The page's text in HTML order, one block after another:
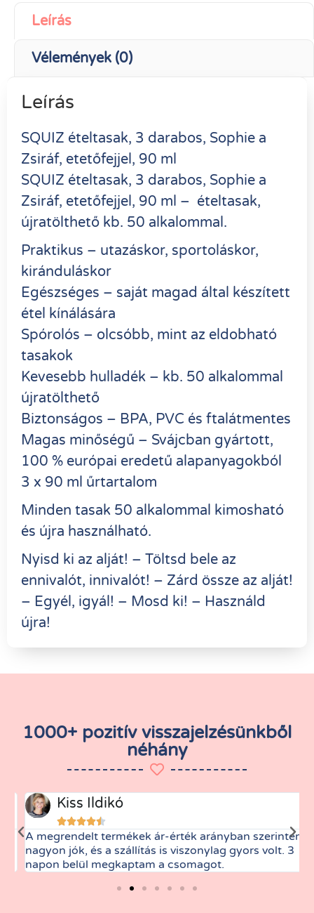
Leírás
Vélemények (0)
Leírás
SQUIZ ételtasak, 3 darabos, Sophie a
Zsiráf, etetőfejjel, 90 ml
SQUIZ ételtasak, 3 darabos, Sophie a
Zsiráf, etetőfejjel, 90 ml – ételtasak,
újratölthető kb. 50 alkalommal.
Praktikus – utazáskor, sportoláskor,
kiránduláskor
Egészséges – saját magad által készített
étel kínálására
Spórolós – olcsóbb, mint az eldobható
tasakok
Kevesebb hulladék – kb. 50 alkalommal
újratölthető
Biztonságos – BPA, PVC és ftalátmentes
Magas minőségű – Svájcban gyártott,
100 % európai eredetű alapanyagokból
3 x 90 ml űrtartalom
Minden tasak 50 alkalommal kimosható
és újra használható.
Nyisd ki az alját! – Töltsd bele az
ennivalót, innivalót! – Zárd össze az alját!
– Egyél, igyál! – Mosd ki! – Használd
újra!
1000+ pozitív visszajelzésünkből
néhány
Kiss Ildikó

A megrendelt termékek ár-érték arányban szerintem
nagyon jók, és a szállítás is viszonylag gyors volt. 3
napon belül megkaptam a csomagot.